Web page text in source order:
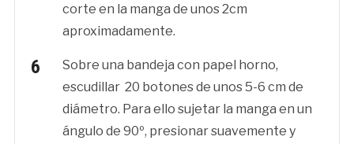
corte en la manga de unos 2cm
aproximadamente.
Sobre una bandeja con papel horno,
escudillar 20 botones de unos 5-6 cm de
diámetro. Para ello sujetar la manga en un
ángulo de 90º, presionar suavemente y